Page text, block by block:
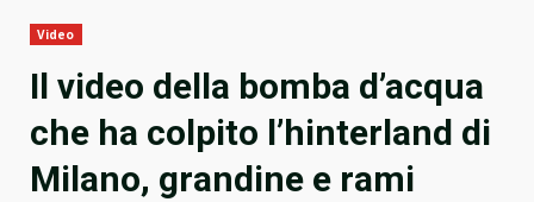
Video
Il video della bomba d’acqua
che ha colpito l’hinterland di
Milano, grandine e rami